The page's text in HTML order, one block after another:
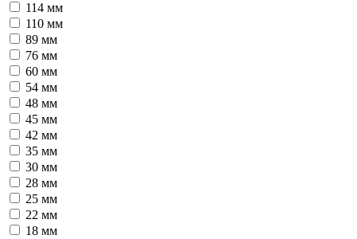
114 мм
110 мм
89 мм
76 мм
60 мм
54 мм
48 мм
45 мм
42 мм
35 мм
30 мм
28 мм
25 мм
22 мм
18 мм